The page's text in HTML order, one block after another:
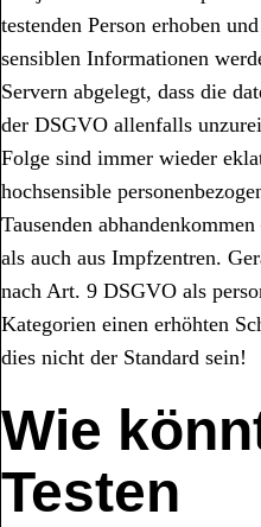
testenden Person erhoben
sensiblen Informationen
Servern abgelegt, dass die
der DSGVO allenfalls
Folge sind immer wieder
hochsensible
Tausenden
als auch aus Impfzentren.
nach Art. 9 DSGVO als
Kategorien einen erhöhten
dies nicht der Standard sein!
Wie
Testen